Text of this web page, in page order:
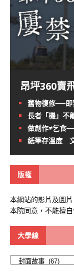
昂坪360賣
舊物復修──即
長者「機」
做創作≠乞食
紙筆存溫度
版權
本網站的影片及圖
本院同意，不能擅自
大學線